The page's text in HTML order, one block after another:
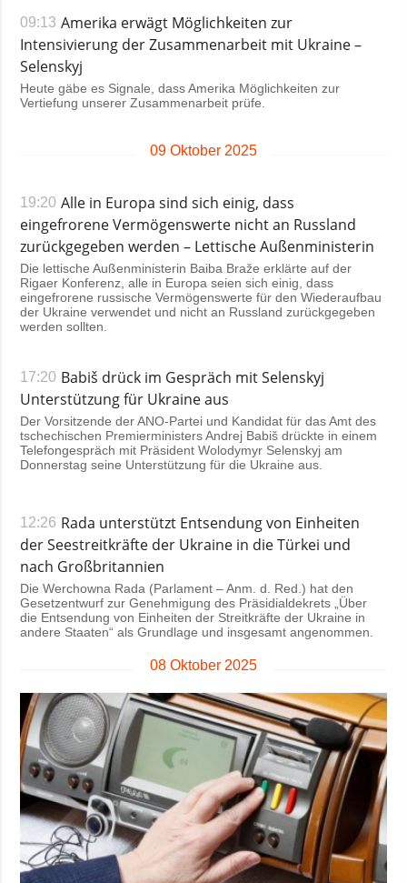
09:13 Amerika erwägt Möglichkeiten zur
Intensivierung der Zusammenarbeit mit Ukraine –
Selenskyj
Heute gäbe es Signale, dass Amerika Möglichkeiten zur
Vertiefung unserer Zusammenarbeit prüfe.
09 Oktober 2025
19:20 Alle in Europa sind sich einig, dass
eingefrorene Vermögenswerte nicht an Russland
zurückgegeben werden – Lettische Außenministerin
Die lettische Außenministerin Baiba Braže erklärte auf der
Rigaer Konferenz, alle in Europa seien sich einig, dass
eingefrorene russische Vermögenswerte für den Wiederaufbau
der Ukraine verwendet und nicht an Russland zurückgegeben
werden sollten.
17:20 Babiš drück im Gespräch mit Selenskyj
Unterstützung für Ukraine aus
Der Vorsitzende der ANO-Partei und Kandidat für das Amt des
tschechischen Premierministers Andrej Babiš drückte in einem
Telefongespräch mit Präsident Wolodymyr Selenskyj am
Donnerstag seine Unterstützung für die Ukraine aus.
12:26 Rada unterstützt Entsendung von Einheiten
der Seestreitkräfte der Ukraine in die Türkei und
nach Großbritannien
Die Werchowna Rada (Parlament – Anm. d. Red.) hat den
Gesetzentwurf zur Genehmigung des Präsidialdekrets „Über
die Entsendung von Einheiten der Streitkräfte der Ukraine in
andere Staaten“ als Grundlage und insgesamt angenommen.
08 Oktober 2025